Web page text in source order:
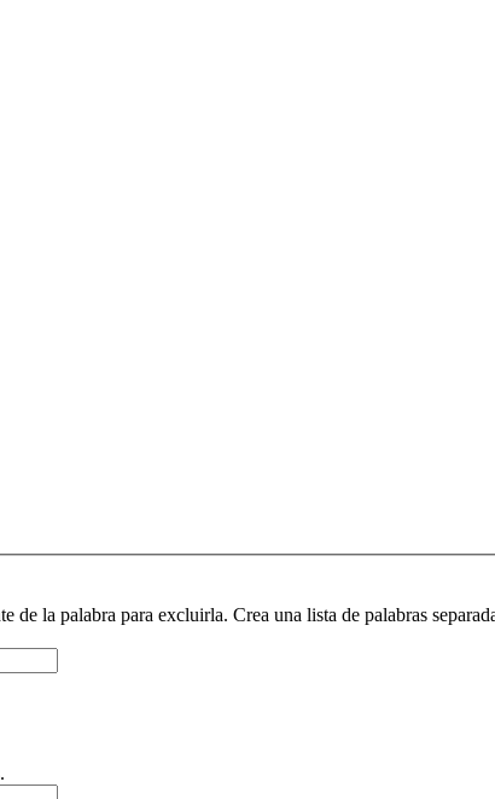
de la palabra para excluirla. Crea una lista de palabras